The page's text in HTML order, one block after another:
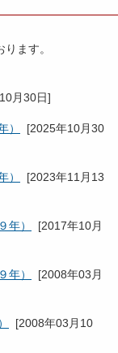
ます。
月30日]
） [2025年10月30
） [2023年11月13
年） [2017年10月
年） [2008年03月
[2008年03月10